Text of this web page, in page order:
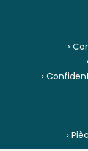
›
›
›